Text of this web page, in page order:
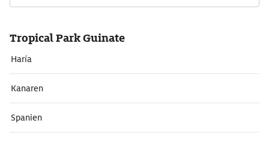
Tropical Park Guinate
Haría
Kanaren
Spanien